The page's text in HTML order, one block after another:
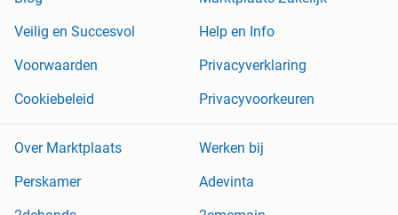
Veilig en Succesvol
Help en Info
Voorwaarden
Privacyverklaring
Cookiebeleid
Privacyvoorkeuren
Over Marktplaats
Werken bij
Perskamer
Adevinta